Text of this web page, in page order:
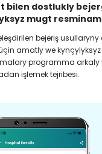
bilen dostlukly
mugt
bejeriş usullaryny
amatly we kynçylyksyz
programma arkaly
işlemek tejribesi.